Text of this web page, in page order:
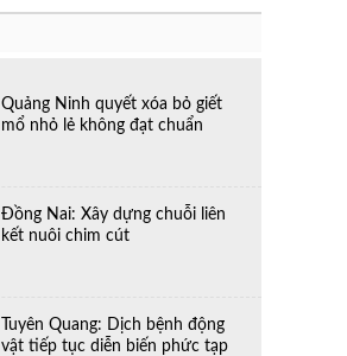
Quảng Ninh quyết xóa bỏ giết
mổ nhỏ lẻ không đạt chuẩn
Đồng Nai: Xây dựng chuỗi liên
kết nuôi chim cút
Tuyên Quang: Dịch bệnh động
vật tiếp tục diễn biến phức tạp